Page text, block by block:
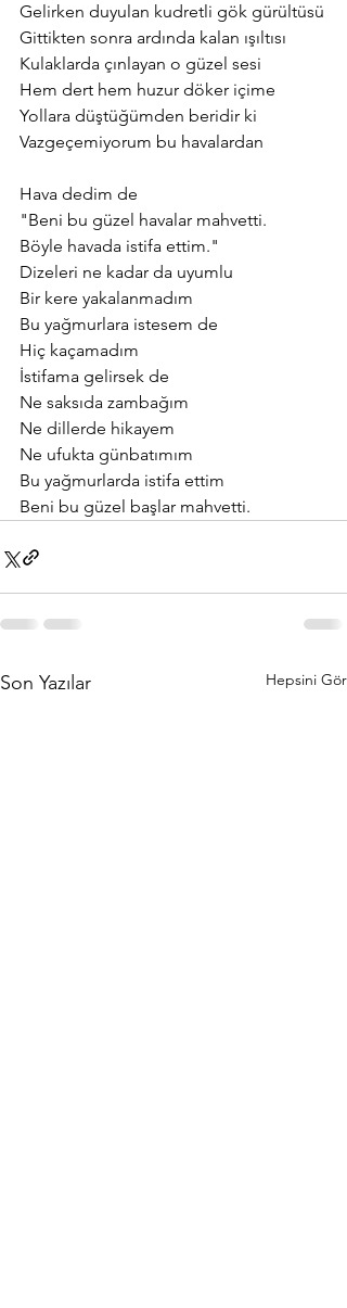
Gelirken duyulan kudretli gök gürültüsü
Gittikten sonra ardında kalan ışıltısı
Kulaklarda çınlayan o güzel sesi
Hem dert hem huzur döker içime
Yollara düştüğümden beridir ki
Vazgeçemiyorum bu havalardan
Hava dedim de
"Beni bu güzel havalar mahvetti.
Böyle havada istifa ettim."
Dizeleri ne kadar da uyumlu
Bir kere yakalanmadım
Bu yağmurlara istesem de
Hiç kaçamadım
İstifama gelirsek de
Ne saksıda zambağım
Ne dillerde hikayem
Ne ufukta günbatımım
Bu yağmurlarda istifa ettim
Beni bu güzel başlar mahvetti.
Son Yazılar Hepsini Gör